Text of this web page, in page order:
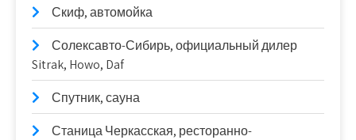
Скиф, автомойка
Солексавто-Сибирь, официальный дилер
Sitrak, Howo, Daf
Спутник, сауна
Станица Черкасская, ресторанно-